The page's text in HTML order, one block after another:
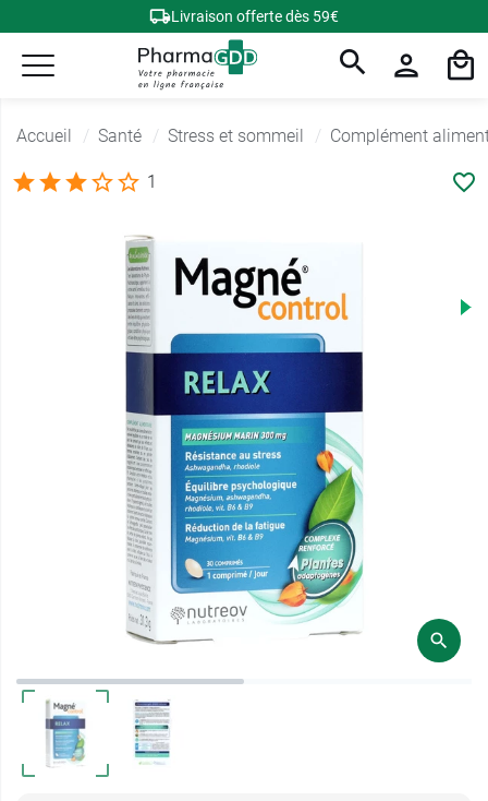
Livraison offerte dès 59€
Accueil Santé Stress et sommeil Complément
1